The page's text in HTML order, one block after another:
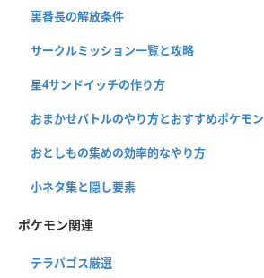
裏番長の解放条件
サークルミッション一覧と攻略
星4サンドイッチの作り方
おまかせバトルのやり方とおすすめポケモン
おとしもの集めの効率的なやり方
小ネタ集と隠し要素
ポケモン関連
テラパゴス厳選